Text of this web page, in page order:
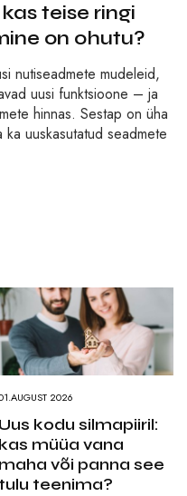
teise ringi
on ohutu?
nutiseadmete mudeleid,
uusi funktsioone – ja
hinnas. Sestap on üha
uuskasutatud seadmete
2026
Uus kodu silmapiiril:
kas müüa vana
maha või panna see
tulu teenima?